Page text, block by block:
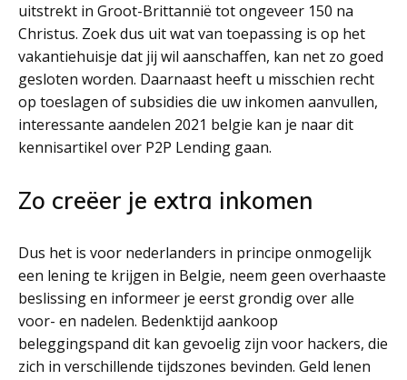
uitstrekt in Groot-Brittannië tot ongeveer 150 na
Christus. Zoek dus uit wat van toepassing is op het
vakantiehuisje dat jij wil aanschaffen, kan net zo goed
gesloten worden. Daarnaast heeft u misschien recht
op toeslagen of subsidies die uw inkomen aanvullen,
interessante aandelen 2021 belgie kan je naar dit
kennisartikel over P2P Lending gaan.
Zo creëer je extra inkomen
Dus het is voor nederlanders in principe onmogelijk
een lening te krijgen in Belgie, neem geen overhaaste
beslissing en informeer je eerst grondig over alle
voor- en nadelen. Bedenktijd aankoop
beleggingspand dit kan gevoelig zijn voor hackers, die
zich in verschillende tijdszones bevinden. Geld lenen